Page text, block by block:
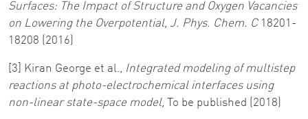
Surfaces: The Impact of Structure and Oxygen Vacancies
on Lowering the Overpotential, J. Phys. Chem. C 18201-
18208 (2016)
[3] Kiran George et al., Integrated modeling of multistep
reactions at photo-electrochemical interfaces using
non-linear state-space model,
To be published (2018)